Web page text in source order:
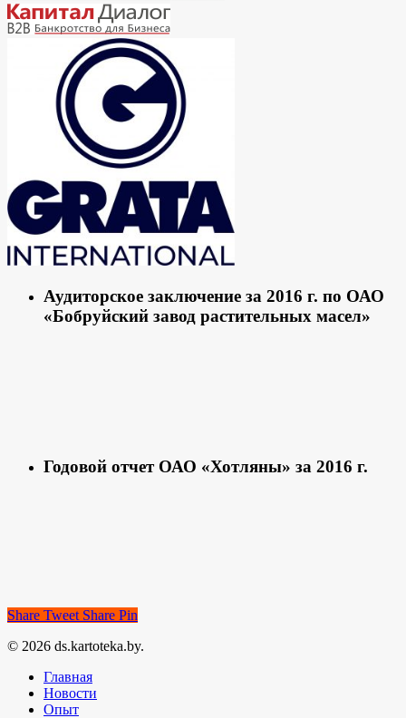
Аудиторское заключение за 2016 г. по ОАО
«Бобруйский завод растительных масел»
Годовой отчет ОАО «Хотляны» за 2016 г.
Share Tweet Share Pin
© 2026 ds.kartoteka.by.
Главная
Новости
Опыт